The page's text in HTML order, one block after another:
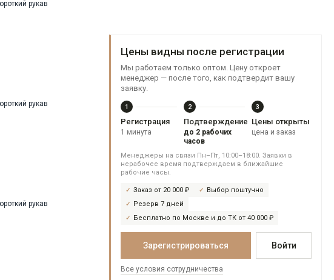
Цены видны после регистрации
Мы работаем только оптом. Цену откроет
менеджер — после того, как подтвердит вашу
заявку.
1
Регистрация
1 минута
2
Подтверждение
до 2 рабочих
часов
3
Цены открыты
цена и заказ
Менеджеры на связи Пн–Пт, 10:00–18:00. Заявки в
нерабочее время подтверждаем в ближайшие
рабочие часы.
Заказ от 20 000 ₽
Выбор поштучно
Резерв 7 дней
Бесплатно по Москве и до ТК от 40 000 ₽
Зарегистрироваться Войти
Все условия сотрудничества